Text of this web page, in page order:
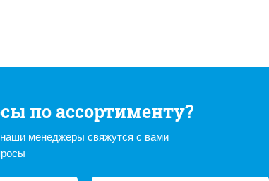
по ассортименту?
менеджеры свяжутся с вами